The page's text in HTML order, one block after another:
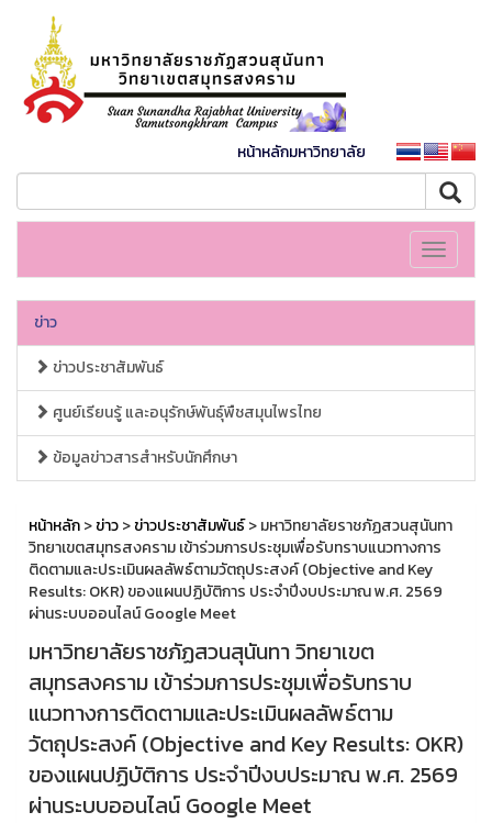
หน้าหลักมหาวิทยาลัย
Toggle
ข่าว
ข่าวประชาสัมพันธ์
ศูนย์เรียนรู้ และอนุรักษ์พันธุ์พืชสมุนไพรไทย
ข้อมูลข่าวสารสำหรับนักศึกษา
หน้าหลัก>ข่าว>ข่าวประชาสัมพันธ์> มหาวิทยาลัยราชภัฏสวนสุนันทา
วิทยาเขตสมุทรสงคราม เข้าร่วมการประชุมเพื่อรับทราบแนวทางการ
ติดตามและประเมินผลลัพธ์ตามวัตถุประสงค์ (Objective and Key
Results: OKR) ของแผนปฏิบัติการ ประจำปีงบประมาณ พ.ศ. 2569
ผ่านระบบออนไลน์ Google Meet
มหาวิทยาลัยราชภัฏสวนสุนันทา วิทยาเขต
สมุทรสงคราม เข้าร่วมการประชุมเพื่อรับทราบ
แนวทางการติดตามและประเมินผลลัพธ์ตาม
วัตถุประสงค์ (Objective and Key Results: OKR)
ของแผนปฏิบัติการ ประจำปีงบประมาณ พ.ศ. 2569
ผ่านระบบออนไลน์ Google Meet